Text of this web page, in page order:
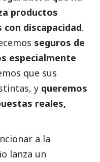
productos
discapacidad.
seguros de
especialmente
que sus
y queremos
reales,
a la
lanza un